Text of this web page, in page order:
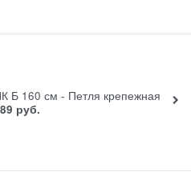
Б 160 см - Петля крепежная
руб.